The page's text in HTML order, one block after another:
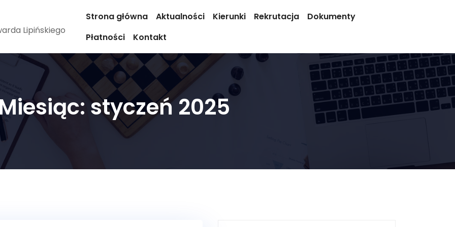
Lipińskiego
Strona główna Aktualności Kierunki Rekrutacja
Dokumenty
Płatności
Kontakt
styczeń 2025